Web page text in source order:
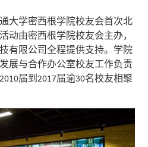
大学密西根学院校友会首次北
动由密西根学院校友会主办，
有限公司全程提供支持。学院
展与合作办公室校友工作负责
届到2017届逾30名校友相聚